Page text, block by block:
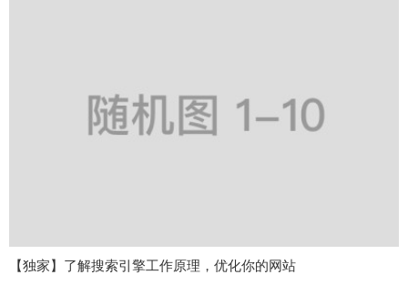
【独家】了解搜索引擎工作原理，优化你的网站